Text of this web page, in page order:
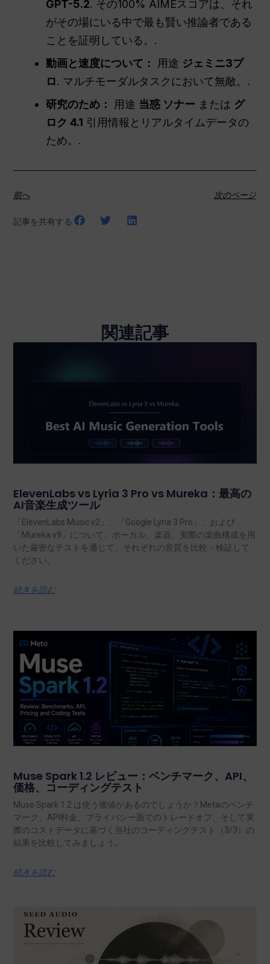
GPT-5.2. その100% AIMEスコアは、それ
がその場にいる中で最も賢い推論者である
ことを証明している。.
動画と速度について：
用途 ジェミニ3プ
ロ. マルチモーダルタスクにおいて無敵。.
研究のため：
用途 当惑 ソナー または グ
ロク 4.1 引用情報とリアルタイムデータの
ため。.
前へ 次のページ
記事を共有する
関連記事
ElevenLabs vs Lyria 3 Pro vs Mureka：最高の
AI音楽生成ツール
「ElevenLabs Music v2」、「Google Lyria 3 Pro」、および
「Mureka v9」について、ボーカル、楽器、実際の楽曲構成を用
いた厳密なテストを通じて、それぞれの音質を比較・検証して
ください。.
続きを読む
Muse Spark 1.2 レビュー：ベンチマーク、API、
価格、コーディングテスト
Muse Spark 1.2 は使う価値があるのでしょうか？Metaのベンチ
マーク、API料金、プライバシー面でのトレードオフ、そして実
際のコストデータに基づく当社のコーディングテスト（3/3）の
結果を比較してみましょう。.
続きを読む